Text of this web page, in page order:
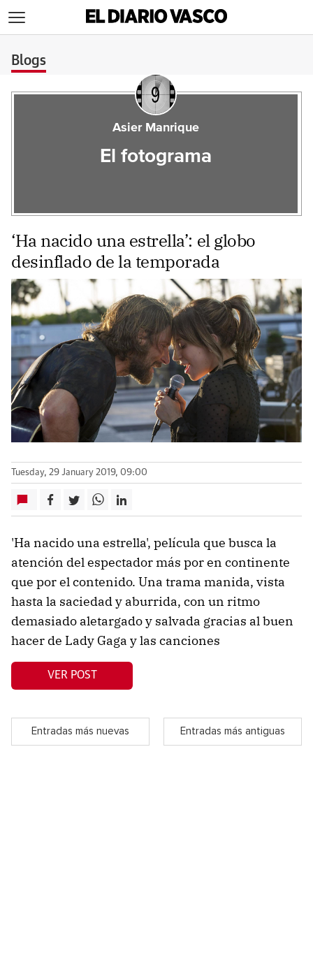
Blogs
Asier Manrique
El fotograma
‘Ha nacido una estrella’: el globo
desinflado de la temporada
Tuesday, 29 January 2019, 09:00
'Ha nacido una estrella', película que busca la
atención del espectador más por en continente
que por el contenido. Una trama manida, vista
hasta la saciedad y aburrida, con un ritmo
demasiado aletargado y salvada gracias al buen
hacer de Lady Gaga y las canciones
VER POST
Entradas más nuevas Entradas más antiguas